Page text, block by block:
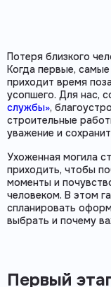
Потеря близкого
Когда первые,
приходит время
усопшего. Для нас,
службы»,
строительные
уважение и
Ухоженная могила
приходить, чтобы
моменты и
человеком. В этом
спланировать
выбрать и почему
Первый